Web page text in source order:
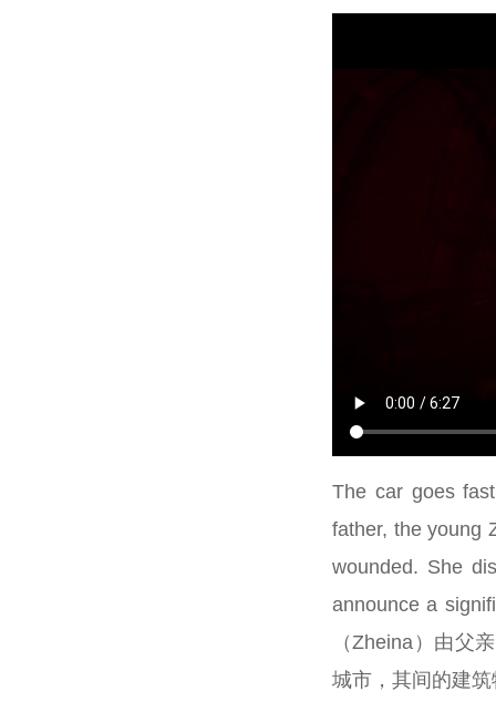
The car goes
father, the young
wounded. She
announce a
（Zheina）由父
城市，其间的建